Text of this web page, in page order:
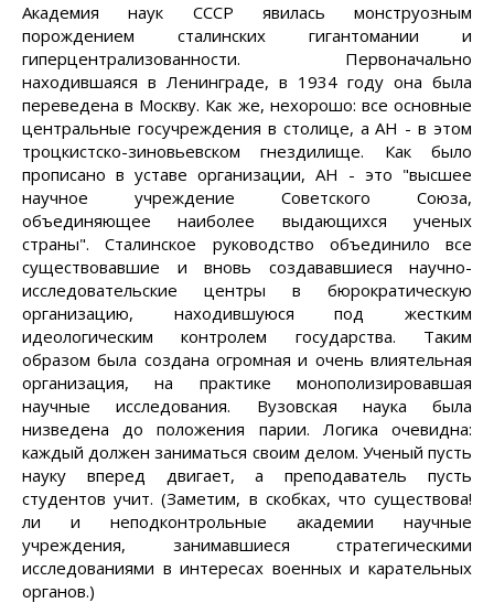
Академия наук СССР явилась монструозным
порождением сталинских гигантомании и
гиперцентрализованности. Первоначально
находившаяся в Ленинграде, в 1934 году она была
переведена в Москву. Как же, нехорошо: все основные
центральные госучреждения в столице, а АН - в этом
троцкистско-зиновьевском гнездилище. Как было
прописано в уставе организации, АН - это "высшее
научное учреждение Советского Союза,
объединяющее наиболее выдающихся ученых
страны". Сталинское руководство объединило все
существовавшие и вновь создававшиеся научно-
исследовательские центры в бюрократическую
организацию, находившуюся под жестким
идеологическим контролем государства. Таким
образом была создана огромная и очень влиятельная
организация, на практике монополизировавшая
научные исследования. Вузовская наука была
низведена до положения парии. Логика очевидна:
каждый должен заниматься своим делом. Ученый пусть
науку вперед двигает, а преподаватель пусть
студентов учит. (Заметим, в скобках, что существова!
ли и неподконтрольные академии научные
учреждения, занимавшиеся стратегическими
исследованиями в интересах военных и карательных
органов.)